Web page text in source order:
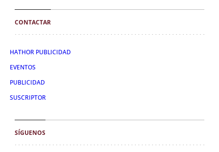
CONTACTAR
HATHOR PUBLICIDAD
EVENTOS
PUBLICIDAD
SUSCRIPTOR
SÍGUENOS